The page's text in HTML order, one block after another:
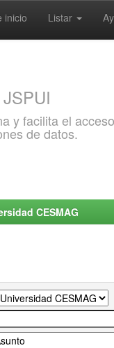
inicio Listar
JSPUI
y facilita el
de datos.
CESMAG